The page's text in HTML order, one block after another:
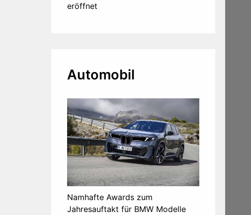
eröffnet
Automobil
Namhafte Awards zum
Jahresauftakt für BMW Modelle